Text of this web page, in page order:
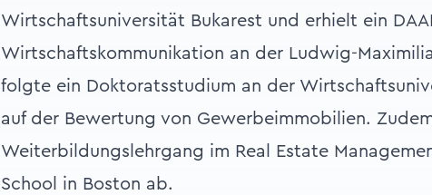
Wirtschaftsuniversität Bukarest und erhielt ein
Wirtschaftskommunikation an der Ludwig-
folgte ein Doktoratsstudium an der
auf der Bewertung von Gewerbeimmobilien.
Weiterbildungslehrgang im Real Estate
School in Boston ab.